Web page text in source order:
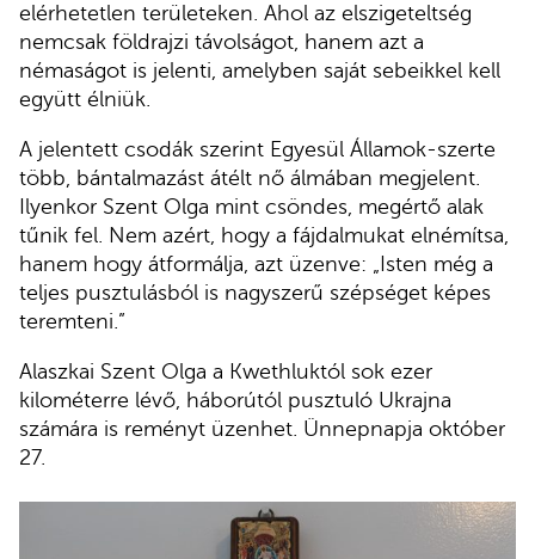
elérhetetlen területeken. Ahol az elszigeteltség
nemcsak földrajzi távolságot, hanem azt a
némaságot is jelenti, amelyben saját sebeikkel kell
együtt élniük.
A jelentett csodák szerint Egyesül Államok-szerte
több, bántalmazást átélt nő álmában megjelent.
Ilyenkor Szent Olga mint csöndes, megértő alak
tűnik fel. Nem azért, hogy a fájdalmukat elnémítsa,
hanem hogy átformálja, azt üzenve: „Isten még a
teljes pusztulásból is nagyszerű szépséget képes
teremteni.”
Alaszkai Szent Olga a Kwethluktól sok ezer
kilométerre lévő, háborútól pusztuló Ukrajna
számára is reményt üzenhet. Ünnepnapja október
27.